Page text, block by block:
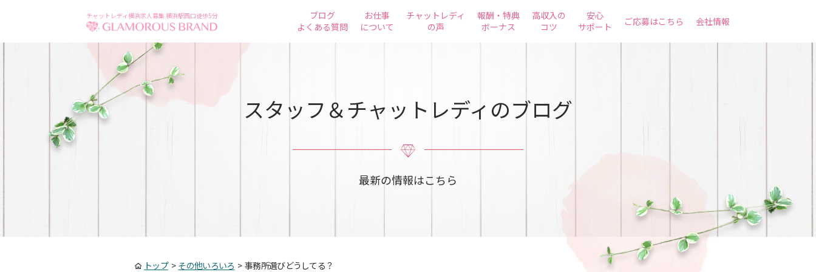
チャットレディ横浜求人募集 横浜駅西口徒歩5分
ブログ
よくある質問
お仕事
について
チャットレディ
の声
報酬・特典
ボーナス
高収入の
コツ
安心
サポート
ご応募はこちら 会社情報
スタッフ＆チャットレディのブログ
最新の情報はこちら
トップ> その他いろいろ >事務所選びどうしてる？